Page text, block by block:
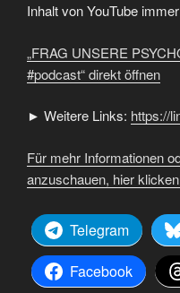
#podcast“
von
anzeigen
Inhalt von YouTube
„FRAG UNSERE
#podcast“ direkt öffnen
► Weitere Links: https://
Für mehr Informationen
anzuschauen, hier
Telegram
Facebook